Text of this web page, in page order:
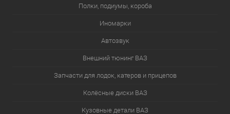
Полки, подиумы, короба
Иномарки
Автозвук
Внешний тюнинг ВАЗ
Запчасти для лодок, катеров и прицепов
Колёсные диски ВАЗ
Кузовные детали ВАЗ